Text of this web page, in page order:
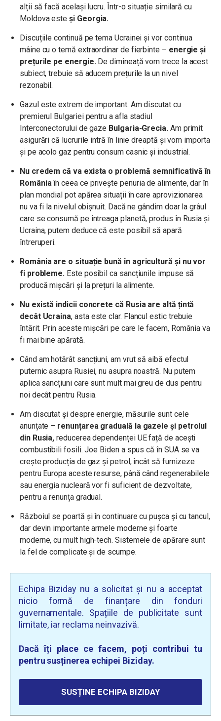
alții să facă același lucru. Într-o situație similară cu
Moldova esteși Georgia.
Discuțiile continuă pe tema Ucrainei și vor continua
mâine cu o temă extraordinar de fierbinte – energie și
prețurile pe energie.De dimineață vom trece la acest
subiect, trebuie să aducem prețurile la un nivel
rezonabil.
Gazul este extrem de important. Am discutat cu
premierul Bulgariei pentru a afla stadiul
Interconectorului de gaze Bulgaria-Grecia. Am primit
asigurări că lucrurile intră în linie dreaptă și vom importa
și pe acolo gaz pentru consum casnic și industrial.
Nu credem că va exista o problemă semnificativă în
Româniaîn ceea ce privește penuria de alimente, dar în
plan mondial pot apărea situații în care aprovizionarea
nu va fi la nivelul obișnuit. Dacă ne gândim doar la grâul
care se consumă pe întreaga planetă, produs în Rusia și
Ucraina, putem deduce că este posibil să apară
întreruperi.
România are o situație bună în agricultură și nu vor
fi probleme. Este posibil ca sancțiunile impuse să
producă mișcări și la prețuri la alimente.
Nu există indicii concrete că Rusia are altă țintă
decât Ucraina, asta este clar. Flancul estic trebuie
întărit. Prin aceste mișcări pe care le facem, România va
fi mai bine apărată.
Când am hotărât sancțiuni, am vrut să aibă efectul
puternic asupra Rusiei, nu asupra noastră. Nu putem
aplica sancțiuni care sunt mult mai greu de dus pentru
noi decât pentru Rusia.
Am discutat și despre energie, măsurile sunt cele
anunțate – renunțarea graduală la gazele și petrolul
din Rusia, reducerea dependenței UE față de acești
combustibili fosili. Joe Biden a spus că în SUA se va
crește producția de gaz și petrol, încât să furnizeze
pentru Europa aceste resurse, până când regenerabilele
sau energia nucleară vor fi suficient de dezvoltate,
pentru a renunța gradual.
Războiul se poartă și în continuare cu pușca și cu tancul,
dar devin importante armele moderne și foarte
moderne, cu mult high-tech. Sistemele de apărare sunt
la fel de complicate și de scumpe.
Echipa Biziday nu a solicitat și nu a acceptat
nicio formă de finanțare din fonduri
guvernamentale. Spațiile de publicitate sunt
limitate, iar reclama neinvazivă.
Dacă îți place ce facem, poți contribui tu
pentru susținerea echipei Biziday.
SUSȚINE ECHIPA BIZIDAY